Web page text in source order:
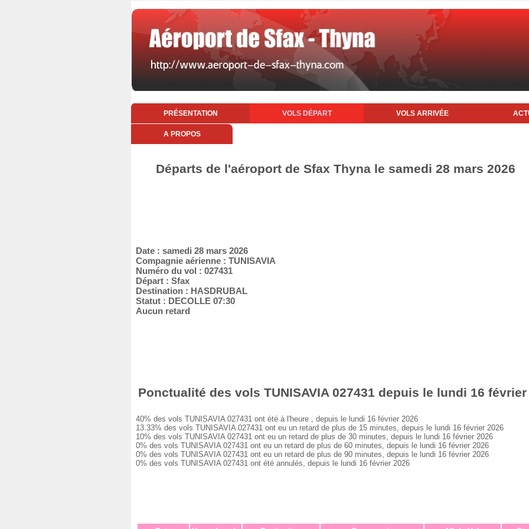
PRÉSENTATION VOLS DÉPART VOLS ARRIVÉE
A PROPOS
Départs de l'aéroport de Sfax Thyna le samedi 28 mars 2026
Date : samedi 28 mars 2026
Compagnie aérienne : TUNISAVIA
Numéro du vol : 027431
Départ : Sfax
Destination : HASDRUBAL
Statut : DECOLLE 07:30
Aucun retard
Ponctualité des vols TUNISAVIA 027431 depuis le lundi 16 février
40% des vols TUNISAVIA 027431 ont été à l'heure , depuis le lundi 16 février 2026
13.33% des vols TUNISAVIA 027431 ont eu un retard de plus de 15 minutes, depuis le lundi 16 février 2026
10% des vols TUNISAVIA 027431 ont eu un retard de plus de 30 minutes, depuis le lundi 16 février 2026
0% des vols TUNISAVIA 027431 ont eu un retard de plus de 60 minutes, depuis le lundi 16 février 2026
0% des vols TUNISAVIA 027431 ont eu un retard de plus de 90 minutes, depuis le lundi 16 février 2026
0% des vols TUNISAVIA 027431 ont été annulés, depuis le lundi 16 février 2026